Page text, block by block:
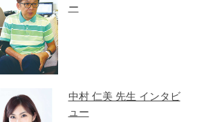
ー
中村 仁美 先生 インタビ
ュー